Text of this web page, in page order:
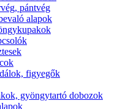
pántvég
alapok
figyegők
gyöngytartó dobozok